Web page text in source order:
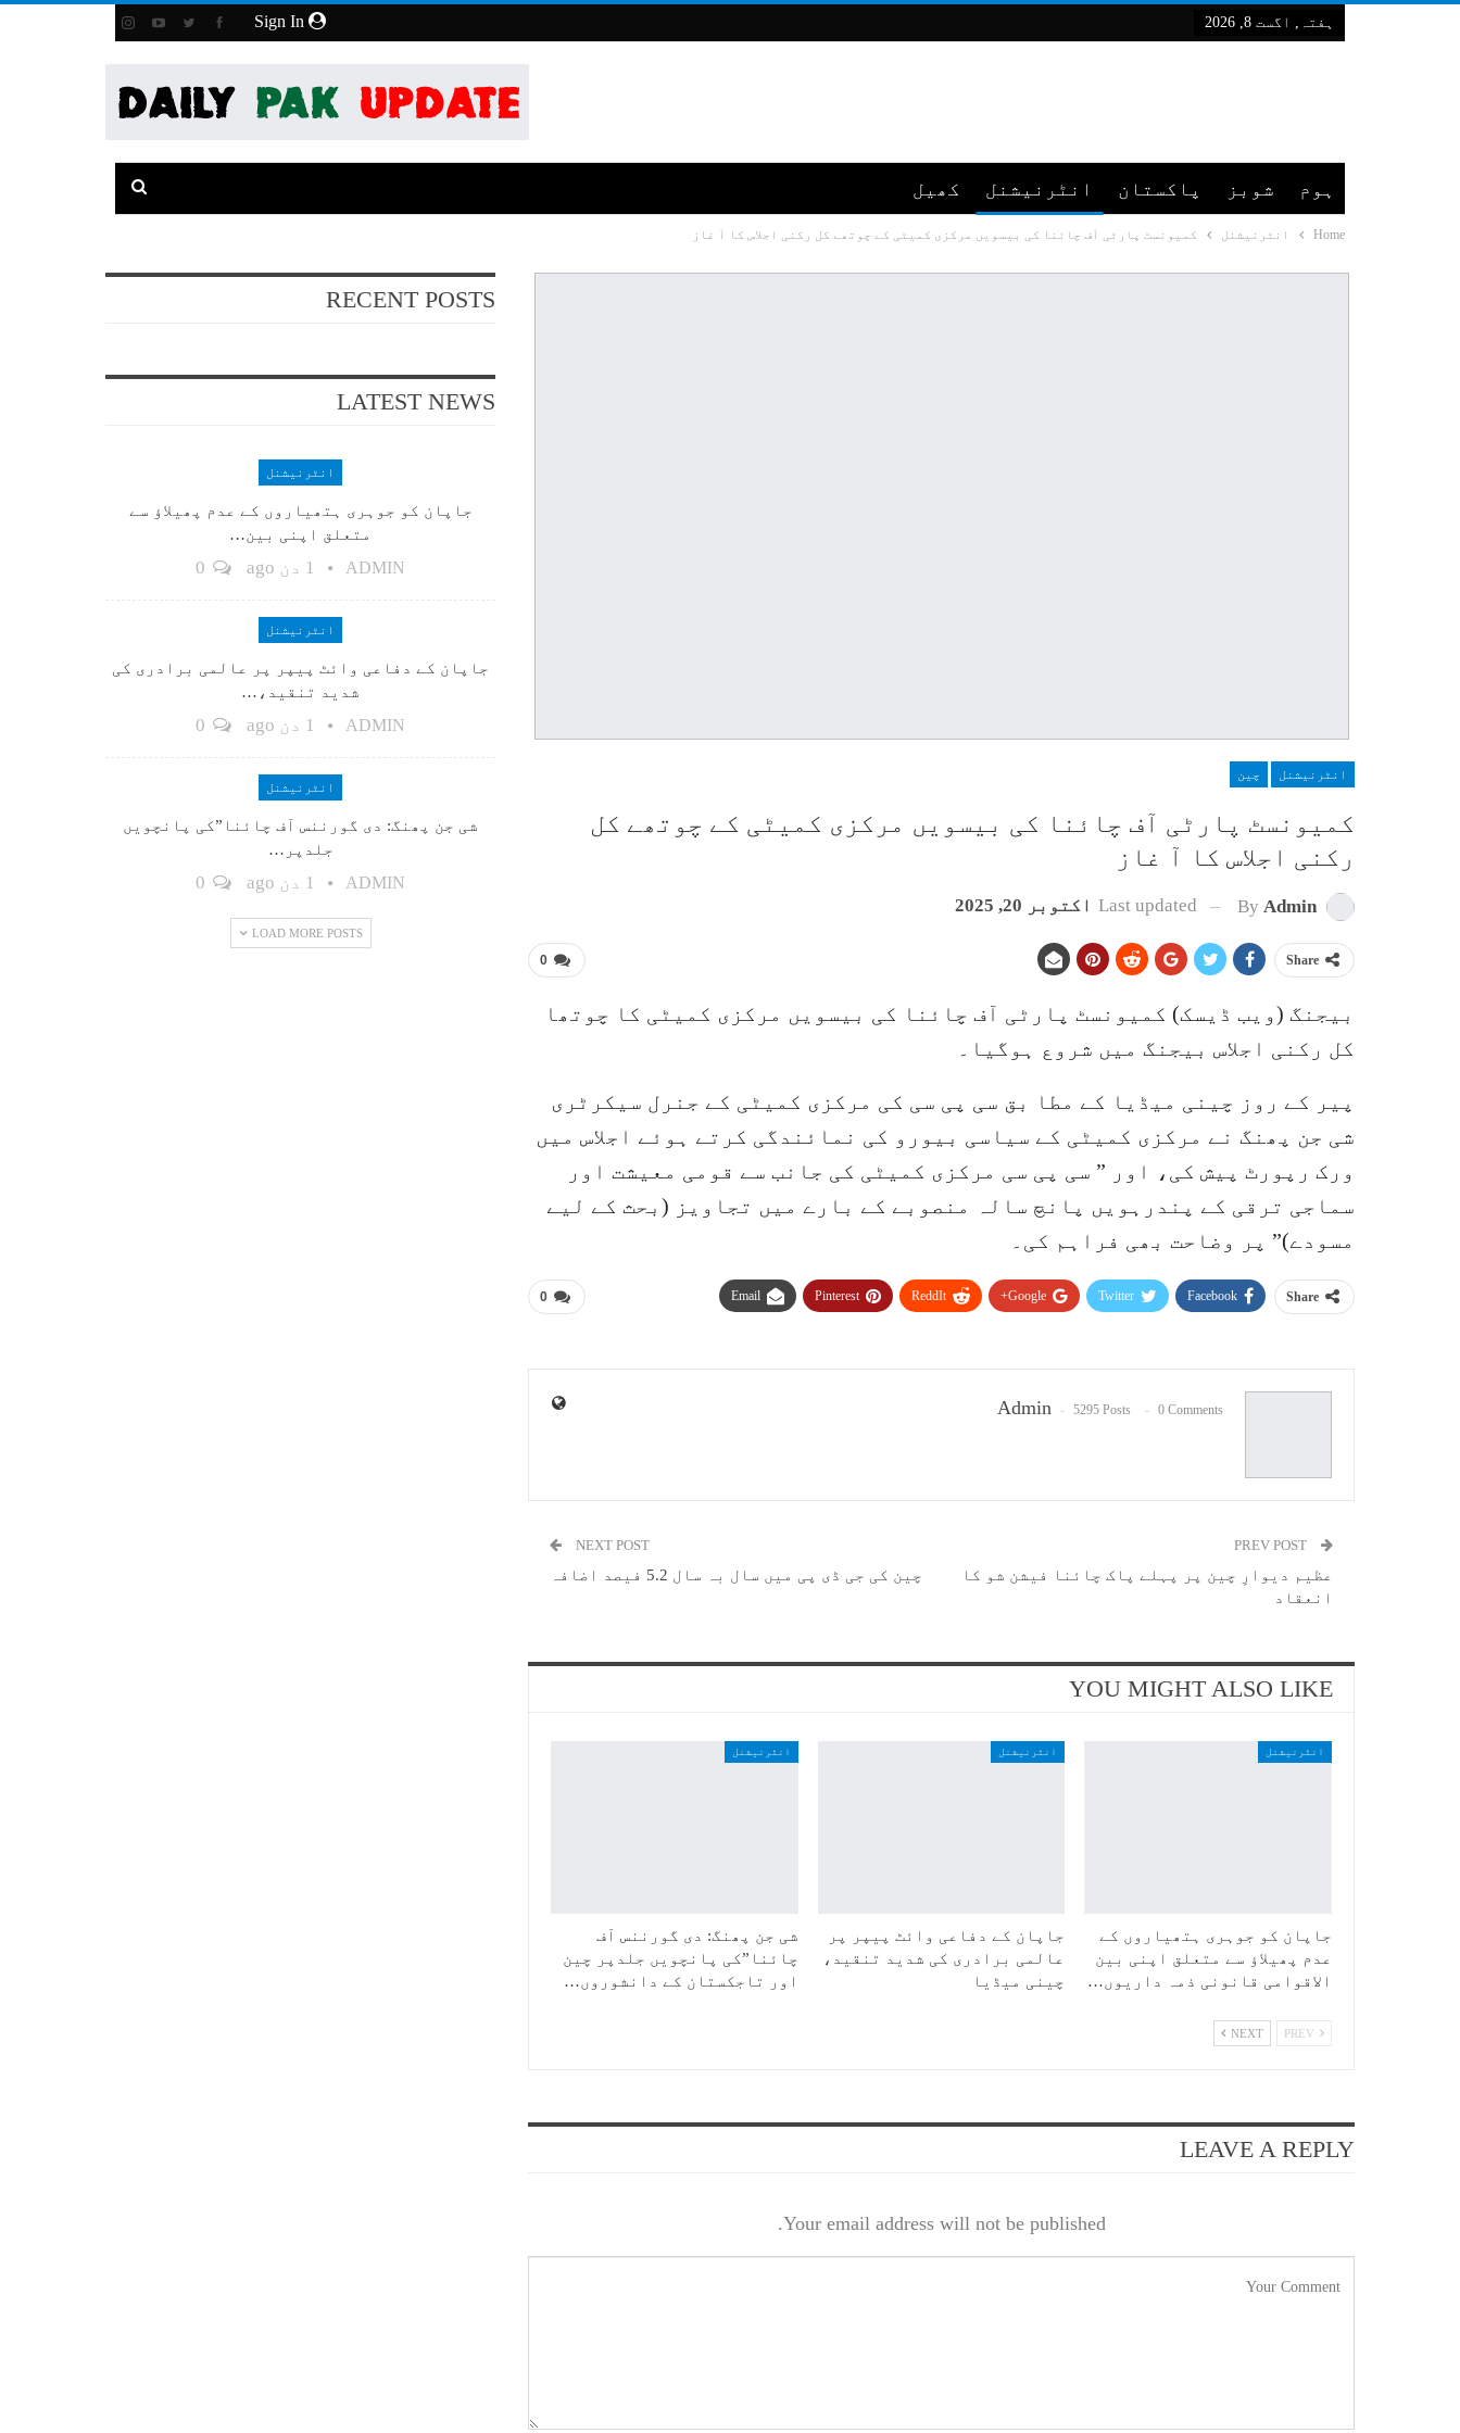
ہفتہ, اگست 8, 2026
ہوم شوبز پاکستان انٹرنیشنل کھیل
Home انٹرنیشنل کمیونسٹ پارٹی آف چائنا کی بیسویں مرکزی کمیٹی کے چوتھے کل رکنی اجلاس کا آ غاز
انٹرنیشنل چین
کمیونسٹ پارٹی آف چائنا کی بیسویں مرکزی کمیٹی کے چوتھے کل
رکنی اجلاس کا آ غاز
By Admin
Last updated اکتوبر 20, 2025
0 Share
بیجنگ (ویب ڈیسک) کمیونسٹ پارٹی آف چائنا کی بیسویں مرکزی کمیٹی کا چوتھا
کل رکنی اجلاس بیجنگ میں شروع ہوگیا۔
پیر کے روز چینی میڈیا کے مطا بق سی پی سی کی مرکزی کمیٹی کے جنرل سیکرٹری
شی جن پھنگ نے مرکزی کمیٹی کے سیاسی بیورو کی نمائندگی کرتے ہوئے اجلاس میں
ورک رپورٹ پیش کی، اور ” سی پی سی مرکزی کمیٹی کی جانب سے قومی معیشت اور
سماجی ترقی کے پندرہویں پانچ سالہ منصوبے کے بارے میں تجاویز (بحث کے لیے
مسودے)” پر وضاحت بھی فراہم کی۔
0 Share
Facebook
Twitter
Google+
ReddIt
Pinterest
Email
Admin 5295 Posts 0 Comments
عظیم دیوارِ چین پر پہلے پاک چائنا فیشن شو کا
انعقاد
NEXT POST
چین کی جی ڈی پی میں سال بہ سال 5.2 فیصد اضافہ
YOU MIGHT ALSO LIKE
انٹرنیشنل
جاپان کو جوہری ہتھیاروں کے
عدم پھیلاؤ سے متعلق اپنی بین
الاقوامی قانونی ذمہ داریوں…
انٹرنیشنل
جاپان کے دفاعی وائٹ پیپر پر
عالمی برادری کی شدید تنقید،
چینی میڈیا
انٹرنیشنل
شی جن پھنگ: دی گورننس آف
چائنا”کی پانچویں جلدپر چین
اور تاجکستان کے دانشوروں…
NEXT
LEAVE A REPLY
Your email address will not be published.
RECENT POSTS
LATEST NEWS
انٹرنیشنل
جاپان کو جوہری ہتھیاروں کے عدم پھیلاؤ سے
متعلق اپنی بین…
ADMIN 1 دن ago
انٹرنیشنل
جاپان کے دفاعی وائٹ پیپر پر عالمی برادری کی
شدید تنقید،…
ADMIN 1 دن ago
انٹرنیشنل
شی جن پھنگ: دی گورننس آف چائنا”کی پانچویں
جلدپر…
ADMIN 1 دن ago
LOAD MORE POSTS